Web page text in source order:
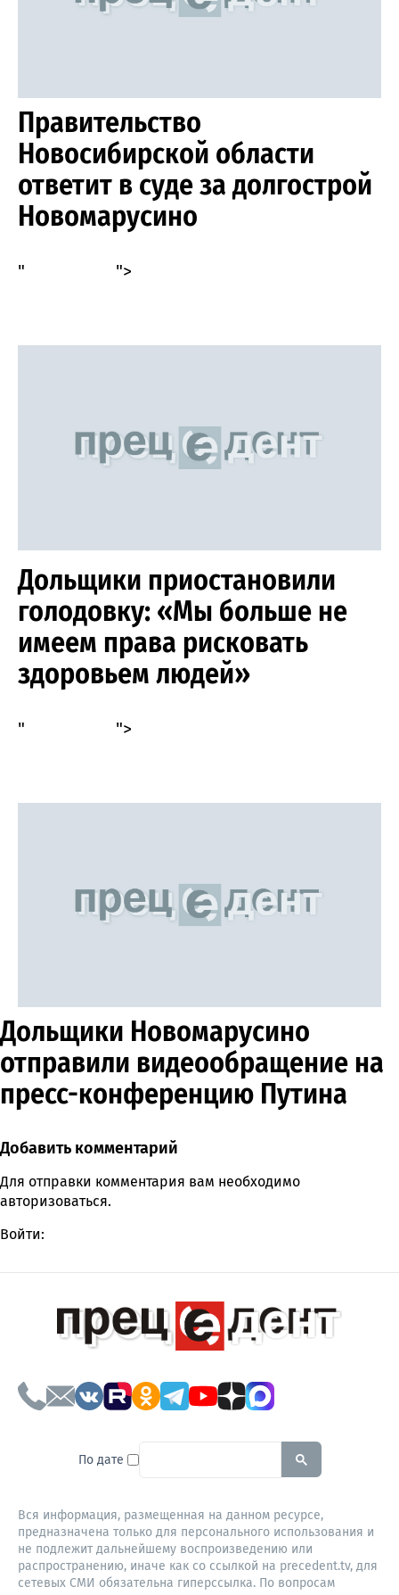
Правительство
Новосибирской области
ответит в суде за долгострой
Новомарусино
" ">
Дольщики приостановили
голодовку: «Мы больше не
имеем права рисковать
здоровьем людей»
" ">
Дольщики Новомарусино
отправили видеообращение на
пресс-конференцию Путина
Comment section
Добавить комментарий
Для отправки комментария вам необходимо
авторизоваться.
Войти:
По дате To search this site, enter a
Вся информация, размещенная на данном ресурсе,
предназначена только для персонального использования и
не подлежит дальнейшему воспроизведению или
распространению, иначе как со ссылкой на precedent.tv, для
сетевых СМИ обязательна гиперссылка. По вопросам